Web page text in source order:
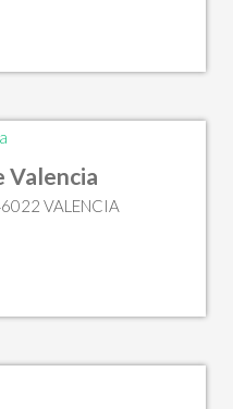
Valencia
VALENCIA